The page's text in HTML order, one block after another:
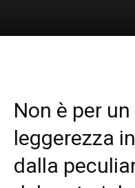
Non è per
leggerezza
dalla